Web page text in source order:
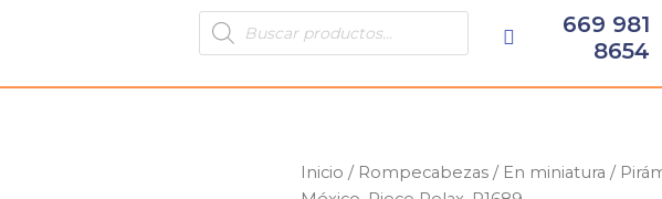
Products
search
669 981
8654
Inicio / Rompecabezas / En miniatura /
Pirámide